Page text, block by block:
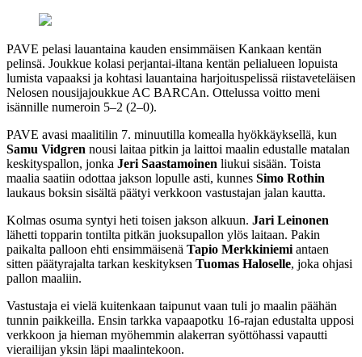
PAVE pelasi lauantaina kauden ensimmäisen Kankaan kentän
pelinsä. Joukkue kolasi perjantai-iltana kentän pelialueen lopuista
lumista vapaaksi ja kohtasi lauantaina harjoituspelissä riistaveteläisen
Nelosen nousijajoukkue AC BARCAn. Ottelussa voitto meni
isännille numeroin 5–2 (2–0).
PAVE avasi maalitilin 7. minuutilla komealla hyökkäyksellä, kun
Samu Vidgren nousi laitaa pitkin ja laittoi maalin edustalle matalan
keskityspallon, jonka Jeri Saastamoinen liukui sisään. Toista
maalia saatiin odottaa jakson lopulle asti, kunnes Simo Rothin
laukaus boksin sisältä päätyi verkkoon vastustajan jalan kautta.
Kolmas osuma syntyi heti toisen jakson alkuun. Jari Leinonen
lähetti topparin tontilta pitkän juoksupallon ylös laitaan. Pakin
paikalta palloon ehti ensimmäisenä Tapio Merkkiniemi antaen
sitten päätyrajalta tarkan keskityksen Tuomas Haloselle, joka ohjasi
pallon maaliin.
Vastustaja ei vielä kuitenkaan taipunut vaan tuli jo maalin päähän
tunnin paikkeilla. Ensin tarkka vapaapotku 16-rajan edustalta upposi
verkkoon ja hieman myöhemmin alakerran syöttöhassi vapautti
vierailijan yksin läpi maalintekoon.